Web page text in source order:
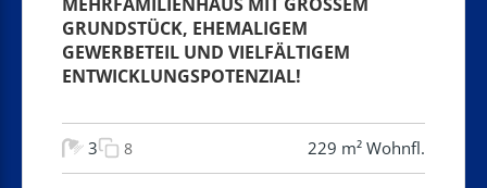
RUNDSTÜCK, EHEMALIGEM G
EWERBETEIL UND VIELFÄLTIGEM E
NTWICKLUNGSPOTENZIAL!
3 8 229 m² Wohnfl.